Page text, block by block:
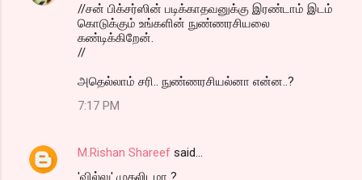
//சன் பிக்சர்ஸின் படிக்காதவனுக்கு இரண்டாம் இடம்
கொடுக்கும் உங்களின் நுண்ணரசியலை
கண்டிக்கிறேன்.
//
அதெல்லாம் சரி.. நுண்ணரசியல்னா என்ன..?
7:17 PM
M.Rishan Shareef said…
'வில்லு' முதலிடமா ?